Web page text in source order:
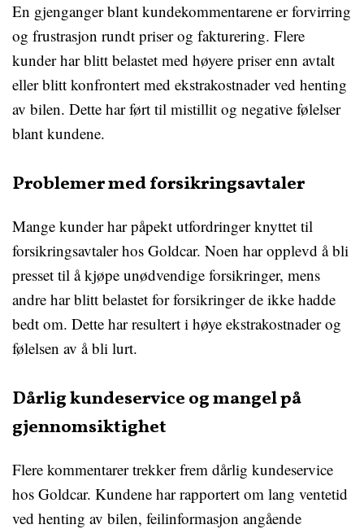
En gjenganger blant kundekommentarene er forvirring
og frustrasjon rundt priser og fakturering. Flere
kunder har blitt belastet med høyere priser enn avtalt
eller blitt konfrontert med ekstrakostnader ved henting
av bilen. Dette har ført til mistillit og negative følelser
blant kundene.
Problemer med forsikringsavtaler
Mange kunder har påpekt utfordringer knyttet til
forsikringsavtaler hos Goldcar. Noen har opplevd å bli
presset til å kjøpe unødvendige forsikringer, mens
andre har blitt belastet for forsikringer de ikke hadde
bedt om. Dette har resultert i høye ekstrakostnader og
følelsen av å bli lurt.
Dårlig kundeservice og mangel på
gjennomsiktighet
Flere kommentarer trekker frem dårlig kundeservice
hos Goldcar. Kundene har rapportert om lang ventetid
ved henting av bilen, feilinformasjon angående